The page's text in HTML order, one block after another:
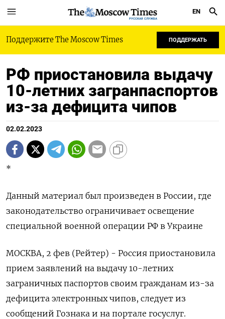
РУССКАЯ СЛУЖБА
EN
Поддержите The Moscow Times ПОДДЕРЖАТЬ
РФ приостановила выдачу
10-летних загранпаспортов
из-за дефицита чипов
02.02.2023
*
Данный материал был произведен в России, где
законодательство ограничивает освещение
специальной военной операции РФ в Украине
МОСКВА, 2 фев (Рейтер) - Россия приостановила
прием заявлений на выдачу 10-летних
заграничных паспортов своим гражданам из-за
дефицита электронных чипов, следует из
сообщений Гознака и на портале госуслуг.